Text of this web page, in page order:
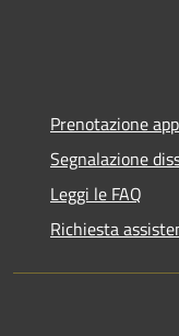
Prenotazione
Segnalazione
Leggi le FAQ
Richiesta